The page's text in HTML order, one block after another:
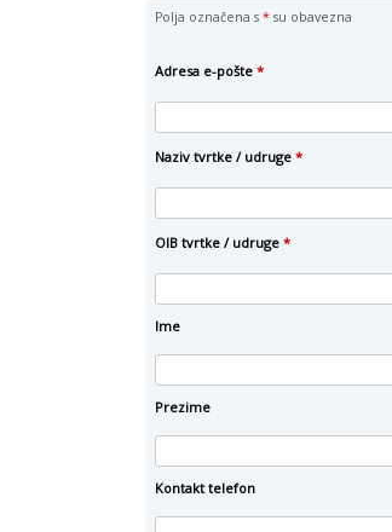
Polja označena s* su obavezna
Adresa e-pošte*
Naziv tvrtke / udruge*
OIB tvrtke / udruge*
Ime
Prezime
Kontakt telefon